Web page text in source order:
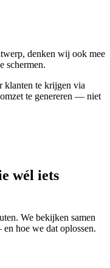
denken wij ook mee
schermen.
klanten te krijgen via
te genereren — niet
wél iets
We bekijken samen
hoe we dat oplossen.